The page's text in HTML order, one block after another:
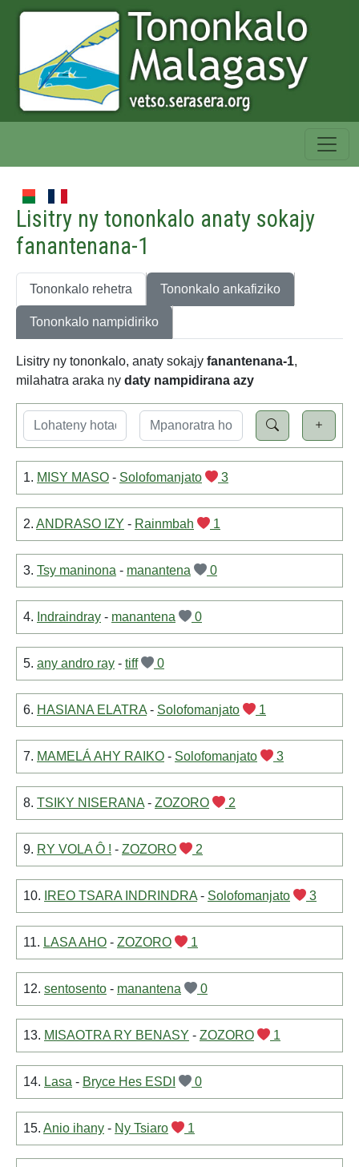
Lisitry ny tononkalo anaty sokajy
fanantenana-1
Tononkalo rehetra Tononkalo ankafiziko
Tononkalo nampidiriko
Lisitry ny tononkalo, anaty sokajy fanantenana-1,
milahatra araka ny daty nampidirana azy
1. MISY MASO - Solofomanjato 3
2. ANDRASO IZY - Rainmbah 1
3. Tsy maninona - manantena 0
4. Indraindray - manantena 0
5. any andro ray - tiff 0
6. HASIANA ELATRA - Solofomanjato 1
7. MAMELÁ AHY RAIKO - Solofomanjato 3
8. TSIKY NISERANA - ZOZORO 2
9. RY VOLA Ô ! - ZOZORO 2
10. IREO TSARA INDRINDRA - Solofomanjato 3
11. LASA AHO - ZOZORO 1
12. sentosento - manantena 0
13. MISAOTRA RY BENASY - ZOZORO 1
14. Lasa - Bryce Hes ESDI 0
15. Anio ihany - Ny Tsiaro 1